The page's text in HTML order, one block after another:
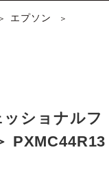
エプソン
ショナルフ
PXMC44R13